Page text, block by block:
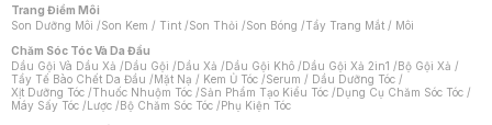
Trang Điểm Môi
Son Dưỡng Môi /Son Kem / Tint /Son Thỏi /Son Bóng /Tẩy Trang Mắt / Môi
Chăm Sóc Tóc Và Da Đầu
Dầu Gội Và Dầu Xả /Dầu Gội /Dầu Xả /Dầu Gội Khô /Dầu Gội Xả 2in1 /Bộ Gội Xả /
Tẩy Tế Bào Chết Da Đầu /Mặt Nạ / Kem Ủ Tóc /Serum / Dầu Dưỡng Tóc /
Xịt Dưỡng Tóc /Thuốc Nhuộm Tóc /Sản Phẩm Tạo Kiểu Tóc /Dụng Cụ Chăm Sóc Tóc /
Máy Sấy Tóc /Lược /Bộ Chăm Sóc Tóc /Phụ Kiện Tóc